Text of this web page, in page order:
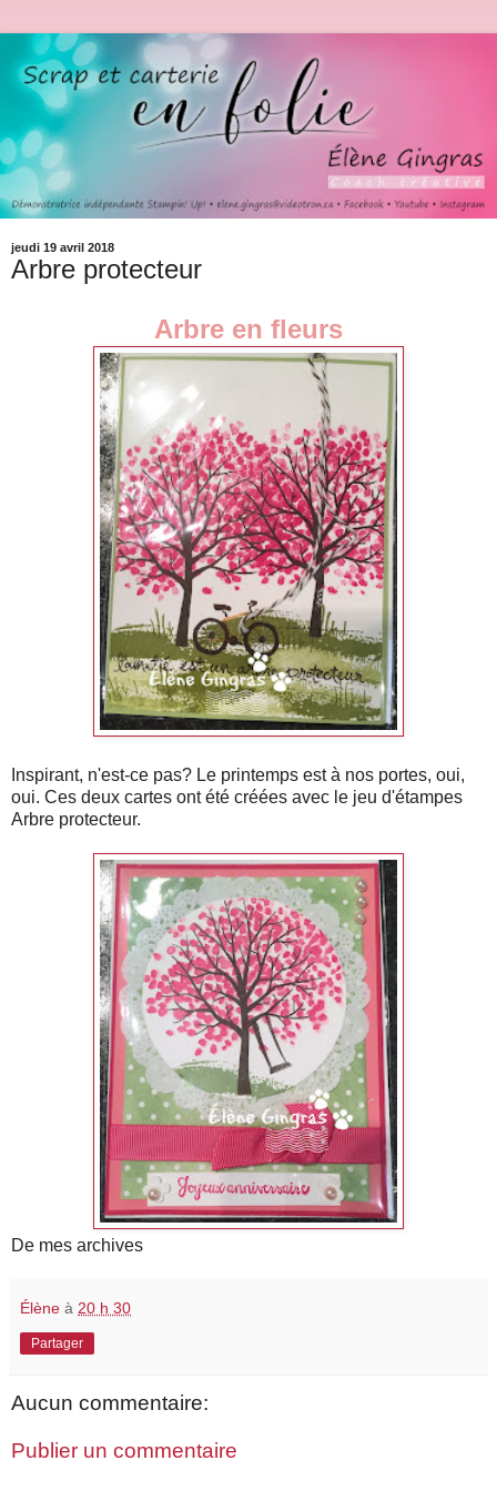
jeudi 19 avril 2018
Arbre protecteur
Arbre en fleurs
Inspirant, n'est-ce pas? Le printemps est à nos portes, oui,
oui. Ces deux cartes ont été créées avec le jeu d'étampes
Arbre protecteur.
De mes archives
Élène à 20 h 30
Partager
Aucun commentaire:
Publier un commentaire